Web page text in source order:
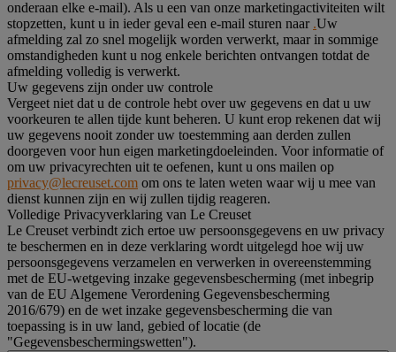
onderaan elke e-mail). Als u een van onze marketingactiviteiten wilt
stopzetten, kunt u in ieder geval een e-mail sturen naar .Uw
afmelding zal zo snel mogelijk worden verwerkt, maar in sommige
omstandigheden kunt u nog enkele berichten ontvangen totdat de
afmelding volledig is verwerkt.
Uw gegevens zijn onder uw controle
Vergeet niet dat u de controle hebt over uw gegevens en dat u uw
voorkeuren te allen tijde kunt beheren. U kunt erop rekenen dat wij
uw gegevens nooit zonder uw toestemming aan derden zullen
doorgeven voor hun eigen marketingdoeleinden. Voor informatie of
om uw privacyrechten uit te oefenen, kunt u ons mailen op
privacy@lecreuset.com om ons te laten weten waar wij u mee van
dienst kunnen zijn en wij zullen tijdig reageren.
Volledige Privacyverklaring van Le Creuset
Le Creuset verbindt zich ertoe uw persoonsgegevens en uw privacy
te beschermen en in deze verklaring wordt uitgelegd hoe wij uw
persoonsgegevens verzamelen en verwerken in overeenstemming
met de EU-wetgeving inzake gegevensbescherming (met inbegrip
van de EU Algemene Verordening Gegevensbescherming
2016/679) en de wet inzake gegevensbescherming die van
toepassing is in uw land, gebied of locatie (de
"Gegevensbeschermingswetten").